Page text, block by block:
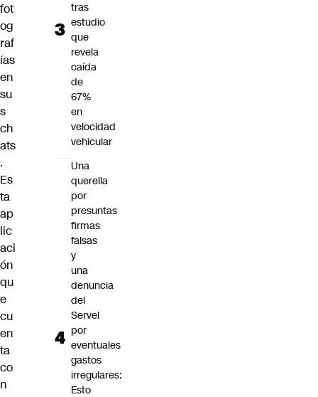
fot
og
raf
ías
en
su
s
ch
ats
.
Es
ta
ap
lic
aci
ón
qu
e
cu
en
ta
co
n
tras
estudio
que
revela
caída
de
67%
en
velocidad
vehicular
Una
querella
por
presuntas
firmas
falsas
y
una
denuncia
del
Servel
por
eventuales
gastos
irregulares:
Esto